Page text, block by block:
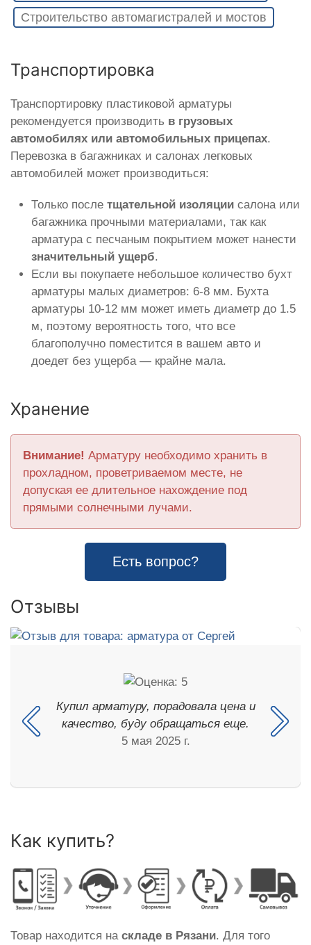
Строительство автомагистралей и мостов
Транспортировка
Транспортировку пластиковой арматуры
рекомендуется производить в грузовых
автомобилях или автомобильных прицепах.
Перевозка в багажниках и салонах легковых
автомобилей может производиться:
Только после тщательной изоляции салона или
багажника прочными материалами, так как
арматура с песчаным покрытием может нанести
значительный ущерб.
Если вы покупаете небольшое количество бухт
арматуры малых диаметров: 6-8 мм. Бухта
арматуры 10-12 мм может иметь диаметр до 1.5
м, поэтому вероятность того, что все
благополучно поместится в вашем авто и
доедет без ущерба — крайне мала.
Хранение
Внимание! Арматуру необходимо хранить в
прохладном, проветриваемом месте, не
допуская ее длительное нахождение под
прямыми солнечными лучами.
Есть вопрос?
Отзывы
Купил арматуру, порадовала цена и
качество, буду обращаться еще.
5 мая 2025 г.
Как купить?
Товар находится на складе в Рязани. Для того